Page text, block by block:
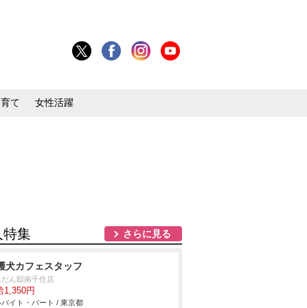
て 女性活躍
特集 さらに見る
犬カフェスタッフ
だん邸南千住店
1,350円
バイト・パート / 東京都